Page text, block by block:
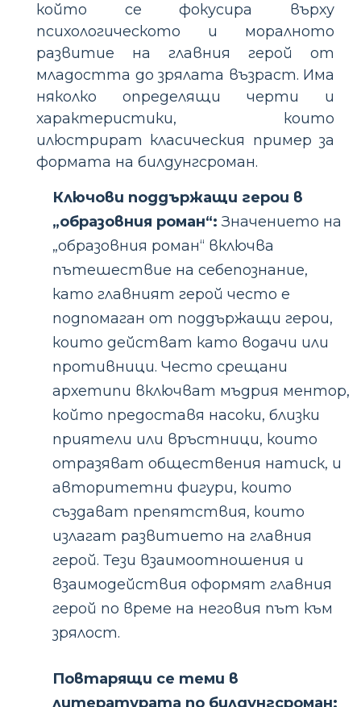
който се фокусира върху
психологическото и моралното
развитие на главния герой от
младостта до зрялата възраст. Има
няколко определящи черти и
характеристики, които
илюстрират класическия пример за
формата на билдунгсроман.
Ключови поддържащи герои в
„образовния роман“: Значението на
„образовния роман“ включва
пътешествие на себепознание,
като главният герой често е
подпомаган от поддържащи герои,
които действат като водачи или
противници. Често срещани
архетипи включват мъдрия ментор,
който предоставя насоки, близки
приятели или връстници, които
отразяват обществения натиск, и
авторитетни фигури, които
създават препятствия, които
излагат развитието на главния
герой. Тези взаимоотношения и
взаимодействия оформят главния
герой по време на неговия път към
зрялост.
Повтарящи се теми в
литературата по билдунгсроман: